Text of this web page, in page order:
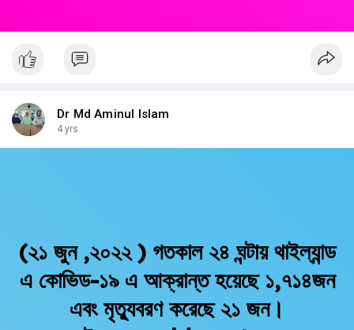
Dr Md Aminul Islam
4 yrs
(২১ জুন ,২০২২ ) গতকাল ২৪ ঘন্টায় থাইল্যান্ড
এ কোভিড-১৯ এ আক্রান্ত হয়েছে ১,৭১৪জন
এবং মৃত্যুবরণ করেছে ২১ জন।